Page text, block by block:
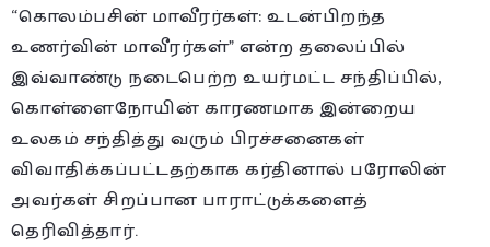
“கொலம்பசின் மாவீரர்கள்: உடன்பிறந்த
உணர்வின் மாவீரர்கள்” என்ற தலைப்பில்
இவ்வாண்டு நடைபெற்ற உயர்மட்ட சந்திப்பில்,
கொள்ளைநோயின் காரணமாக இன்றைய
உலகம் சந்தித்து வரும் பிரச்சனைகள்
விவாதிக்கப்பட்டதற்காக கர்தினால் பரோலின்
அவர்கள் சிறப்பான பாராட்டுக்களைத்
தெரிவித்தார்.